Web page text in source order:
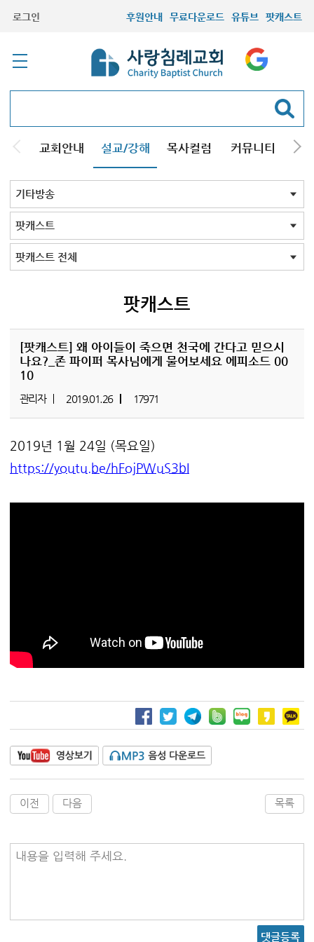
로그인 후원안내 무료다운로드 유튜브 팟캐스트
교회안내 설교/강해 목사컬럼 커뮤니티 기
주일설교
성경강해
시리즈설교
기타방송
기타방송 전체
정수영 교회사
간증
성경낭독
시사
스피치
특별강사
팟캐스트
형제설교
특별방송
김용삼 근현대사
함재봉 근현대사
팟캐스트 전체
팟캐스트
[팟캐스트] 왜 아이들이 죽으면 천국에 간다고 믿으시
나요?_존 파이퍼 목사님에게 물어보세요 에피소드 00
10
관리자 2019.01.26 17971
2019년 1월 24일 (목요일)
https://youtu.be/hFojPWuS3bI
이전 다음 목록
내용을 입력해 주세요.
댓글등록